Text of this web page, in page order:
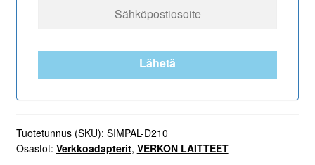
Lähetä
Tuotetunnus (SKU): SIMPAL-D210
Osastot: Verkkoadapterit, VERKON LAITTEET